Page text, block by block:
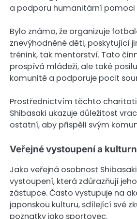
a podporu humanitární pomoci
Bylo známo, že organizuje
znevýhodněné děti, poskytující
trénink, tak mentorství. Tato
prospívá mládeži, ale také
komunitě a podporuje pocit
Prostřednictvím těchto
Shibasaki ukazuje důležitost
ostatní, aby přispěli svým
Veřejné vystoupení a
Jako veřejná osobnost
vystoupení, která zdůrazňují
zástupce. Často vystupuje na
japonskou kulturu, sdílející své
poznatky jako sportovec.